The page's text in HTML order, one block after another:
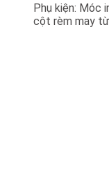
Phụ kiện: Móc
cột rèm may